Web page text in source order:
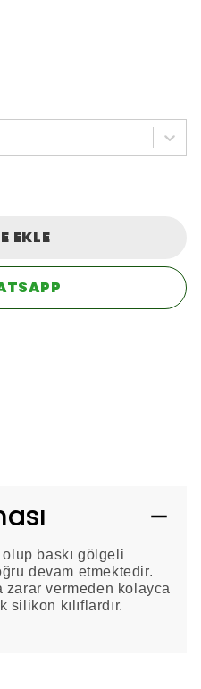
EKLE
olup baskı gölgeli
devam etmektedir.
zarar vermeden kolayca
silikon kılıflardır.